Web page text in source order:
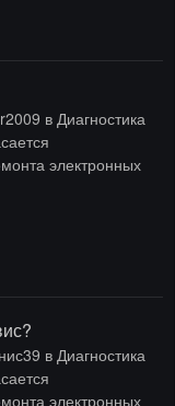
в Диагностика
электронных
в Диагностика
электронных